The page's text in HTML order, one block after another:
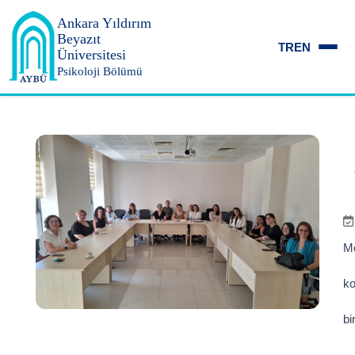
Ankara Yıldırım
Beyazıt
Üniversitesi
Psikoloji Bölümü
TREN